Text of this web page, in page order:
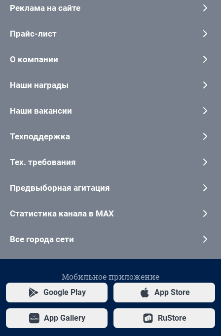
Реклама на сайте
Прайс-лист
О компании
Наши награды
Наши вакансии
Техподдержка
Тех. требования
Предвыборная агитация
Статистика канала в MAX
Все города сети
Мобильное приложение
Google Play App Store
App Gallery RuStore